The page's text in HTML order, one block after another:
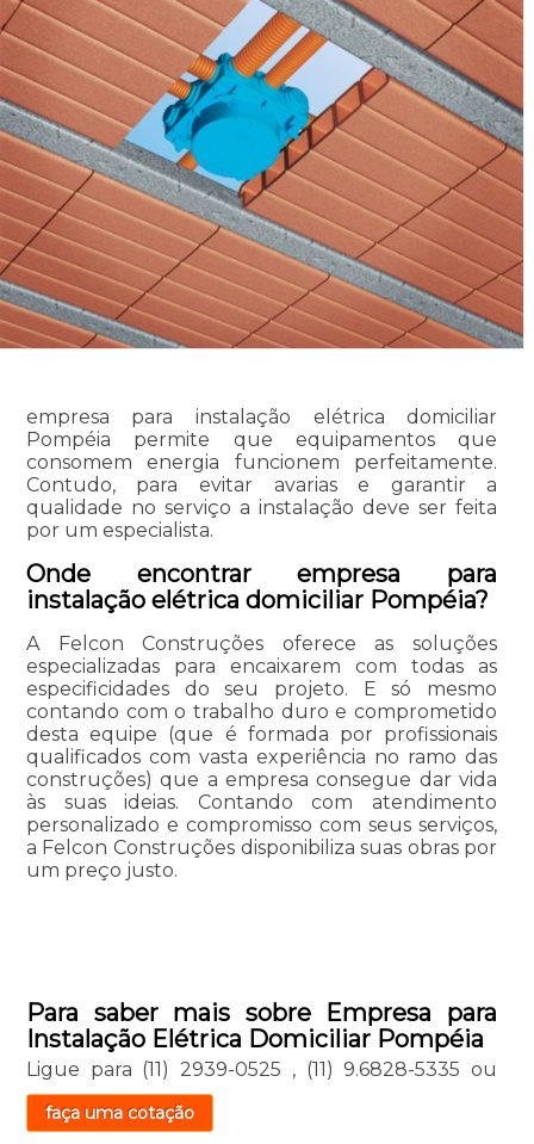
empresa para instalação elétrica domiciliar
Pompéia permite que equipamentos que
consomem energia funcionem perfeitamente.
Contudo, para evitar avarias e garantir a
qualidade no serviço a instalação deve ser feita
por um especialista.
Onde encontrar empresa para
instalação elétrica domiciliar Pompéia?
A Felcon Construções oferece as soluções
especializadas para encaixarem com todas as
especificidades do seu projeto. E só mesmo
contando com o trabalho duro e comprometido
desta equipe (que é formada por profissionais
qualificados com vasta experiência no ramo das
construções) que a empresa consegue dar vida
às suas ideias. Contando com atendimento
personalizado e compromisso com seus serviços,
a Felcon Construções disponibiliza suas obras por
um preço justo.
Para saber mais sobre Empresa para
Instalação Elétrica Domiciliar Pompéia
Ligue para (11) 2939-0525 , (11) 9.6828-5335 ou
faça uma cotação